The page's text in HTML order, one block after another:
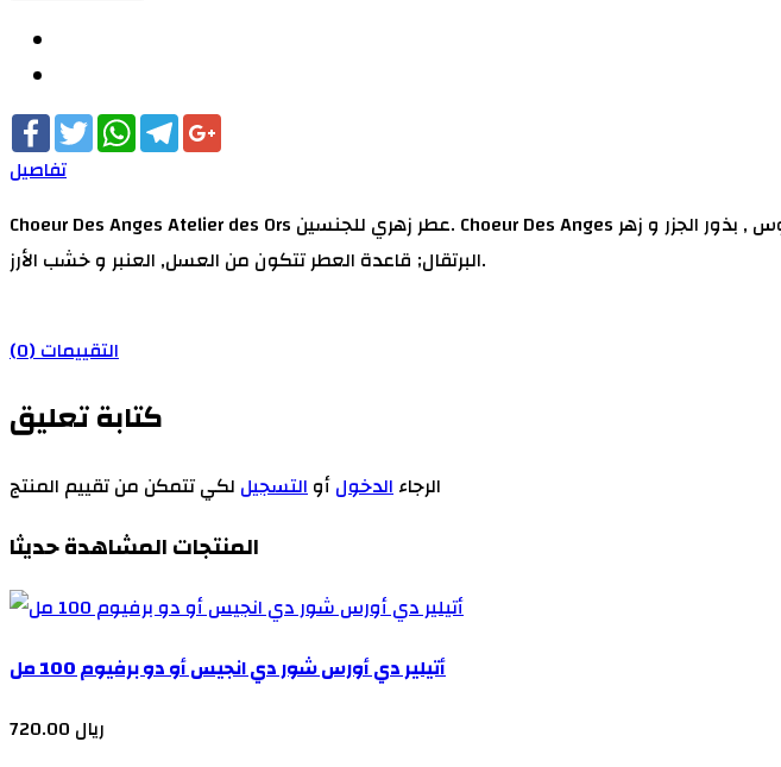
Facebook
TwitterWhatsApp
Telegram
تفاصيل
Choeur Des Anges Atelier des Ors عطر زهري للجنسين. Choeur Des Anges صدر عام 2018. إفتتاحية العطر البرتقال الأحمر, الكمثري و الكشمش الأسود; قلب العطر أوسمانثوس , بذور الجزر و زهر
البرتقال; قاعدة العطر تتكون من العسل, العنبر و خشب الأرز.
التقييمات (0)
كتابة تعليق
الرجاءالدخولأوالتسجيل لكي تتمكن من تقييم المنتج
المنتجات المشاهدة حديثا
أتيلير دي أورس شور دي انجيس أو دو برفيوم 100 مل
720.00 ريال